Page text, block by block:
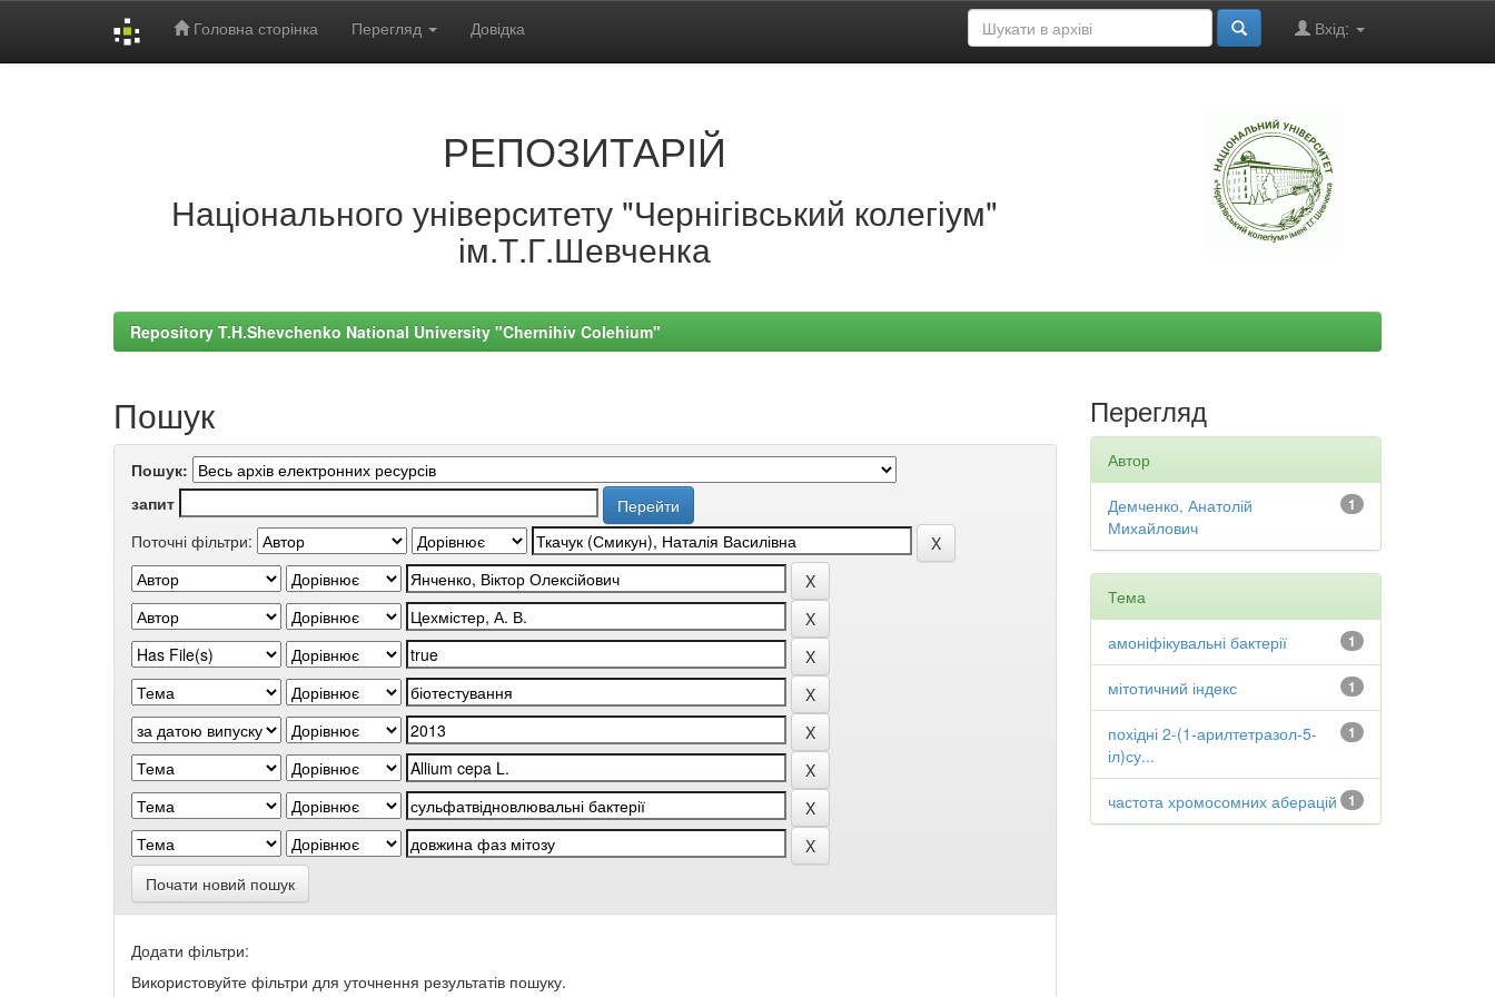
Головна сторінка Перегляд Довідка Вхід:
РЕПОЗИТАРІЙ
Національного університету "Чернігівський колегіум"
ім.Т.Г.Шевченка
Repository T.H.Shevchenko National University "Chernihiv Colehium"
Пошук
Пошук:
запит
Поточні фільтри:
Почати новий пошук
Додати фільтри:
Використовуйте фільтри для уточнення результатів пошуку.
Перегляд
Автор
1
Демченко, Анатолій
Михайлович
Тема
1
амоніфікувальні бактерії
1
мітотичний індекс
1
похідні 2-(1-арилтетразол-5-
іл)су...
1
частота хромосомних аберацій